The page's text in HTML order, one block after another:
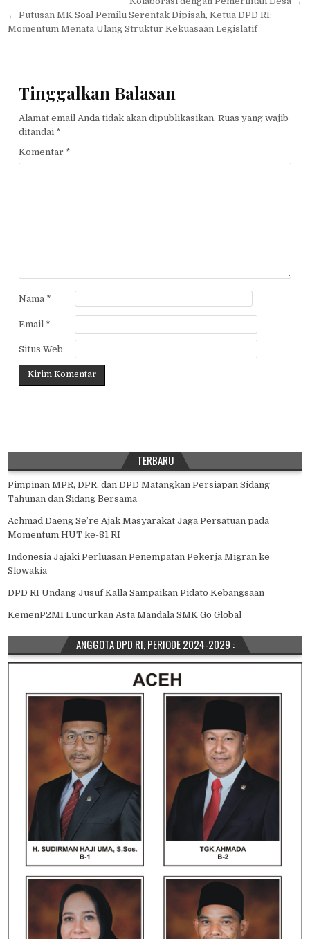
pos
← Putusan MK Soal Pemilu Serentak Dipisah, Ketua DPD RI:
Momentum Menata Ulang Struktur Kekuasaan Legislatif
Tinggalkan Balasan
Alamat email Anda tidak akan dipublikasikan. Ruas yang wajib
ditandai *
Komentar *
Nama *
Email *
Situs Web
TERBARU
Pimpinan MPR, DPR, dan DPD Matangkan Persiapan Sidang
Tahunan dan Sidang Bersama
Achmad Daeng Se’re Ajak Masyarakat Jaga Persatuan pada
Momentum HUT ke-81 RI
Indonesia Jajaki Perluasan Penempatan Pekerja Migran ke
Slowakia
DPD RI Undang Jusuf Kalla Sampaikan Pidato Kebangsaan
KemenP2MI Luncurkan Asta Mandala SMK Go Global
ANGGOTA DPD RI, PERIODE 2024-2029 :